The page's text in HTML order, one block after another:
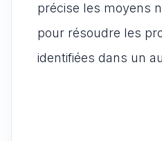
précise les moyens
pour résoudre les
identifiées dans un